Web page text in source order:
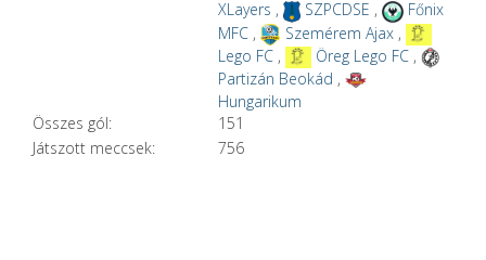
XLayers , SZPCDSE ,
Főnix
MFC, Szemérem Ajax,
Lego FC, Öreg Lego FC ,
Partizán Beokád ,
Hungarikum
Összes gól:
151
Játszott meccsek:
756